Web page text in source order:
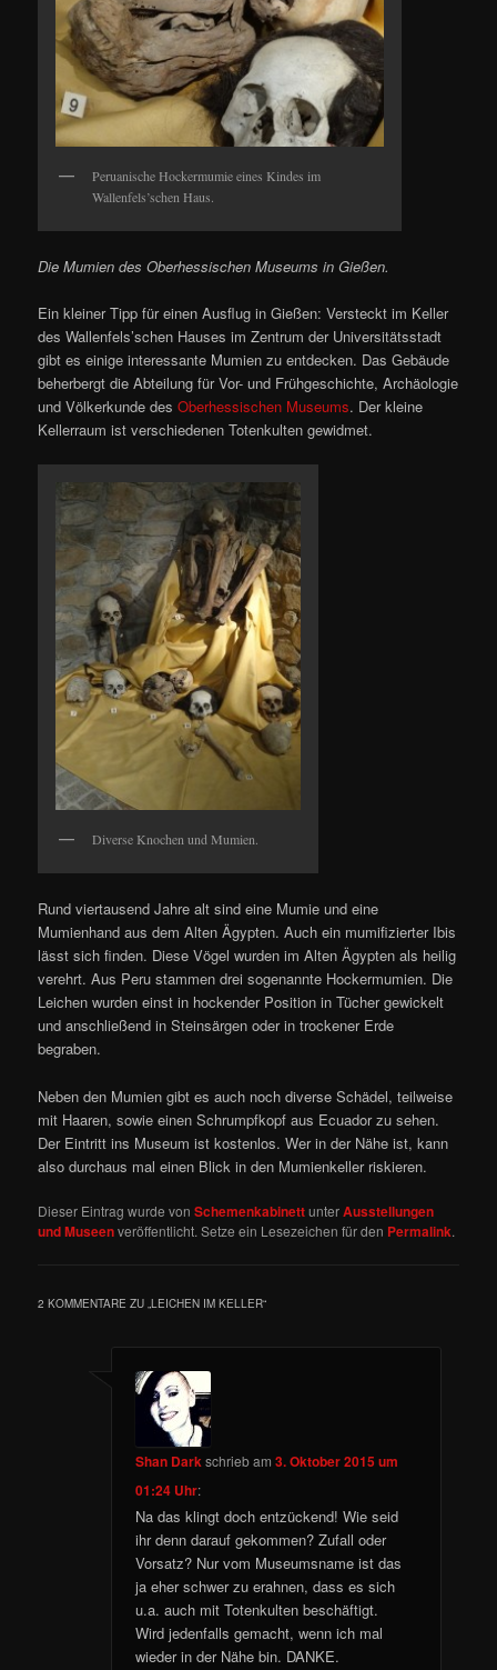
Peruanische Hockermumie eines Kindes im
Wallenfels’schen Haus.
Die Mumien des Oberhessischen Museums in Gießen.
Ein kleiner Tipp für einen Ausflug in Gießen: Versteckt im Keller
des Wallenfels’schen Hauses im Zentrum der Universitätsstadt
gibt es einige interessante Mumien zu entdecken. Das Gebäude
beherbergt die Abteilung für Vor- und Frühgeschichte, Archäologie
und Völkerkunde desOberhessischen Museums. Der kleine
Kellerraum ist verschiedenen Totenkulten gewidmet.
Diverse Knochen und Mumien.
Rund viertausend Jahre alt sind eine Mumie und eine
Mumienhand aus dem Alten Ägypten. Auch ein mumifizierter Ibis
lässt sich finden. Diese Vögel wurden im Alten Ägypten als heilig
verehrt. Aus Peru stammen drei sogenannte Hockermumien. Die
Leichen wurden einst in hockender Position in Tücher gewickelt
und anschließend in Steinsärgen oder in trockener Erde
begraben.
Neben den Mumien gibt es auch noch diverse Schädel, teilweise
mit Haaren, sowie einen Schrumpfkopf aus Ecuador zu sehen.
Der Eintritt ins Museum ist kostenlos. Wer in der Nähe ist, kann
also durchaus mal einen Blick in den Mumienkeller riskieren.
Dieser Eintrag wurde vonSchemenkabinettunterAusstellungen
und Museenveröffentlicht. Setze ein Lesezeichen für den Permalink.
2 KOMMENTARE ZU „LEICHEN IM KELLER“
Shan Darkschriebam3. Oktober 2015 um
01:24 Uhr:
Na das klingt doch entzückend! Wie seid
ihr denn darauf gekommen? Zufall oder
Vorsatz? Nur vom Museumsname ist das
ja eher schwer zu erahnen, dass es sich
u.a. auch mit Totenkulten beschäftigt.
Wird jedenfalls gemacht, wenn ich mal
wieder in der Nähe bin. DANKE.